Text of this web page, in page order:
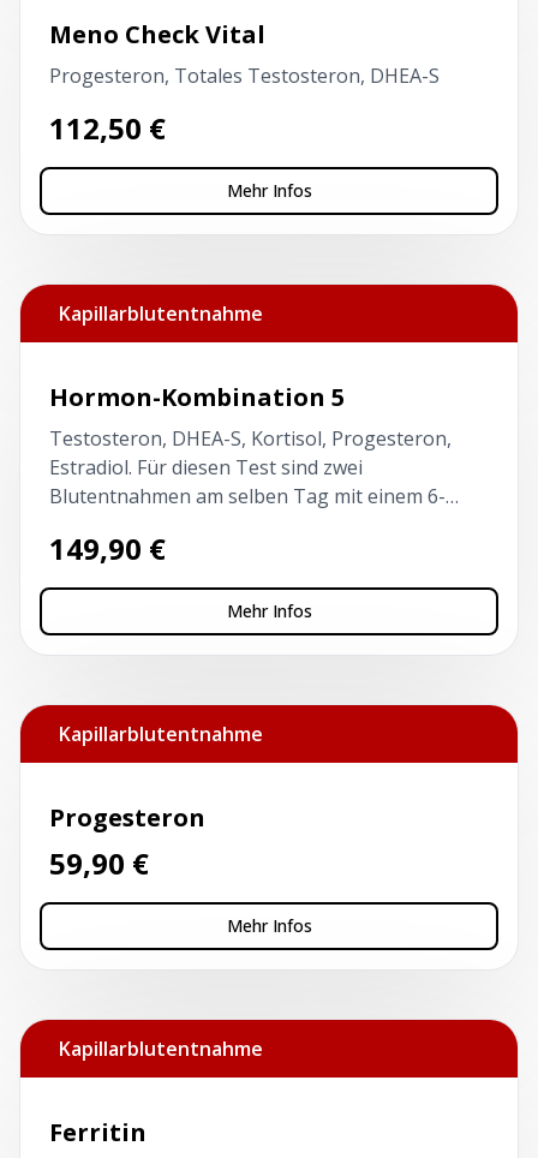
Meno Check Vital
Progesteron, Totales Testosteron, DHEA-S
112,50 €
Mehr Infos
Kapillarblutentnahme
Hormon-Kombination 5
Testosteron, DHEA-S, Kortisol, Progesteron,
Estradiol. Für diesen Test sind zwei
Blutentnahmen am selben Tag mit einem 6-
vor 10 Uhr und nüchtern!
149,90 €
Mehr Infos
Kapillarblutentnahme
Progesteron
59,90 €
Mehr Infos
Kapillarblutentnahme
Ferritin